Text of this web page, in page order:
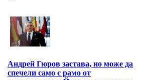
Андрей Гюров застава, но може да
спечели само с рамо от